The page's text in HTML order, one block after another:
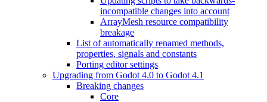
incompatible changes into account
ArrayMesh resource compatibility
breakage
List of automatically renamed methods,
properties, signals and constants
Porting editor settings
Upgrading from Godot 4.0 to Godot 4.1
Breaking changes
Core